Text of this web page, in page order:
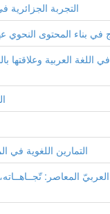
التجربة الجزائرية
في بناء المحتوى النحوي
اللغة العربية وعلاقتها
التمارين اللغوية في
المعاصر: